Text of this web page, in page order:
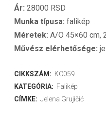
Ár: 28000 RSD
Munka típusa: falikép
Méretek: A/O 45×60 cm,
Művész elérhetősége:
CIKKSZÁM: KC059
KATEGÓRIA: Falikép
CÍMKE: Jelena Grujičić